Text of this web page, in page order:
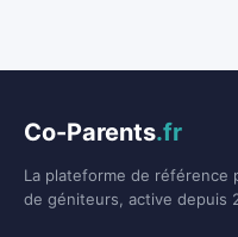
Co-Parents.fr
La plateforme de référence
de géniteurs, active depuis